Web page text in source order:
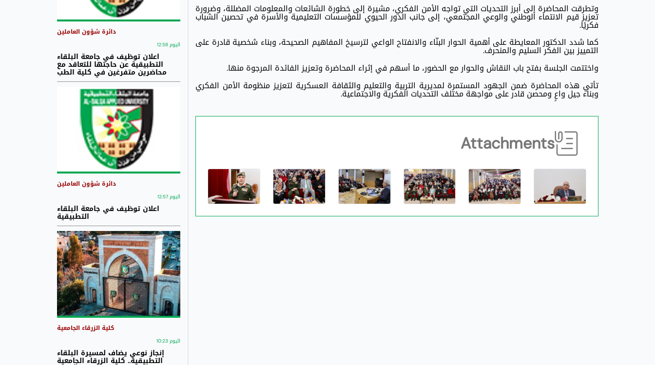
وتطرقت المحاضرة إلى أبرز التحديات التي تواجه الأمن الفكري، مشيرة إلى خطورة الشائعات والمعلومات المضللة، وضرورة
تعزيز قيم الانتماء الوطني والوعي المجتمعي، إلى جانب الدور الحيوي للمؤسسات التعليمية والأسرة في تحصين الشباب
فكريًا.
كما شدد الدكتور المعايطة على أهمية الحوار البنّاء والانفتاح الواعي لترسيخ المفاهيم الصحيحة، وبناء شخصية قادرة على
التمييز بين الفكر السليم والمنحرف.
واختتمت الجلسة بفتح باب النقاش والحوار مع الحضور، ما أسهم في إثراء المحاضرة وتعزيز الفائدة المرجوة منها.
تأتي هذه المحاضرة ضمن الجهود المستمرة لمديرية التربية والتعليم والثقافة العسكرية لتعزيز منظومة الأمن الفكري
وبناء جيل واعٍ ومحصن قادر على مواجهة مختلف التحديات الفكرية والاجتماعية.
Attachments
دائرة شؤون العاملين
اليوم 12:58
اعلان توظيف في جامعة البلقاء
التطبيقية عن حاجتها للتعاقد مع
محاضرين متفرغين في كلية الطب
دائرة شؤون العاملين
اليوم 12:57
اعلان توظيف في جامعة البلقاء
التطبيقية
كلية الزرقاء الجامعية
اليوم 10:23
إنجاز نوعي يضاف لمسيرة البلقاء
التطبيقية.. كلية الزرقاء الجامعية